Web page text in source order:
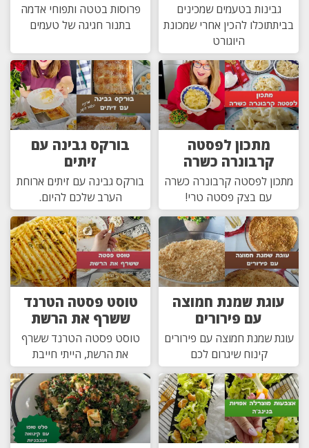
גבינות בטעמים שמכינים
בביתתוכלו להכין אחרי שמכונת
היוגורט
פרוסות בטטה ותפוחי אדמה
בתנור חגיגה של טעמים
מתכון לפסטה
קרבונרה כשרה
מתכון לפסטה קרבונרה כשרה
עם בצק פסטה טרי!
בורקס גבינה עם
זיתים
בורקס גבינה עם זיתים ארוחת
הערב שלכם להיום.
עוגת שמנת חמוצה
עם פירורים
עוגת שמנת חמוצה עם פירורים
קינוח שיגרום לכם
טוסט פסטה הטרנד
ששרף את הרשת
טוסט פסטה הטרנד ששרף
את הרשת, הייתי חייבת